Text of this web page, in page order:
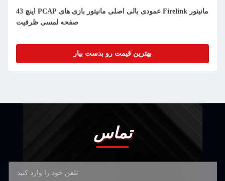
43 اینچ PCAP عمودی بالی اصلی مانیتور بازی های Firelink مانیتور
صفحه لمسی ظرفیت
بهترین قیمت رو بدست بیار
تماس